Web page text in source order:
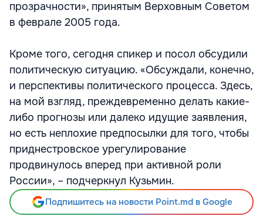
прозрачности», принятым Верховным Советом
в феврале 2005 года.
Кроме того, сегодня спикер и посол обсудили
политическую ситуацию. «Обсуждали, конечно,
и перспективы политического процесса. Здесь,
на мой взгляд, преждевременно делать какие-
либо прогнозы или далеко идущие заявления,
но есть неплохие предпосылки для того, чтобы
приднестровское урегулирование
продвинулось вперед при активной роли
России», – подчеркнул Кузьмин.
Подпишитесь на новости Point.md в Google